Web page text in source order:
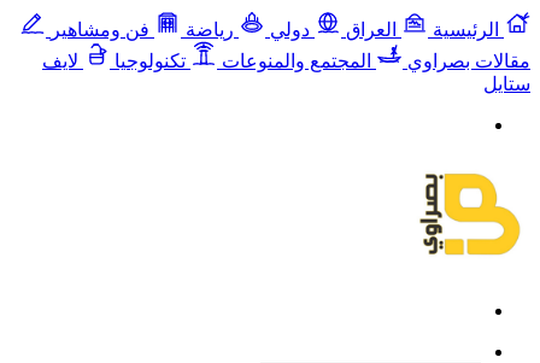
الرئيسية العراق دولي رياضة
فن ومشاهير
مقالات بصراوي
المجتمع والمنوعات تكنولوجيا
لايف
ستايل